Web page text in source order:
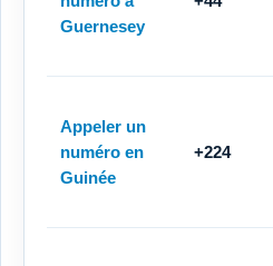
Guernesey
Appeler un
numéro en
Guinée
+224